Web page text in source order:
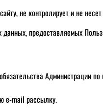
не контролирует и не
предоставляемых
e-mail рассылку.